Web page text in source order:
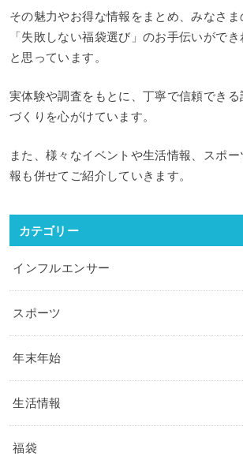
その魅力やお得な情報をまとめ、みなさま
「失敗しない福袋選び」のお手伝いができ
と思っています。
実体験や調査をもとに、丁寧で信頼できる
づくりを心がけています。
また、様々なイベントや生活情報、スポー
報も併せてご紹介していきます。
カテゴリー
インフルエンサー
スポーツ
年末年始
生活情報
福袋